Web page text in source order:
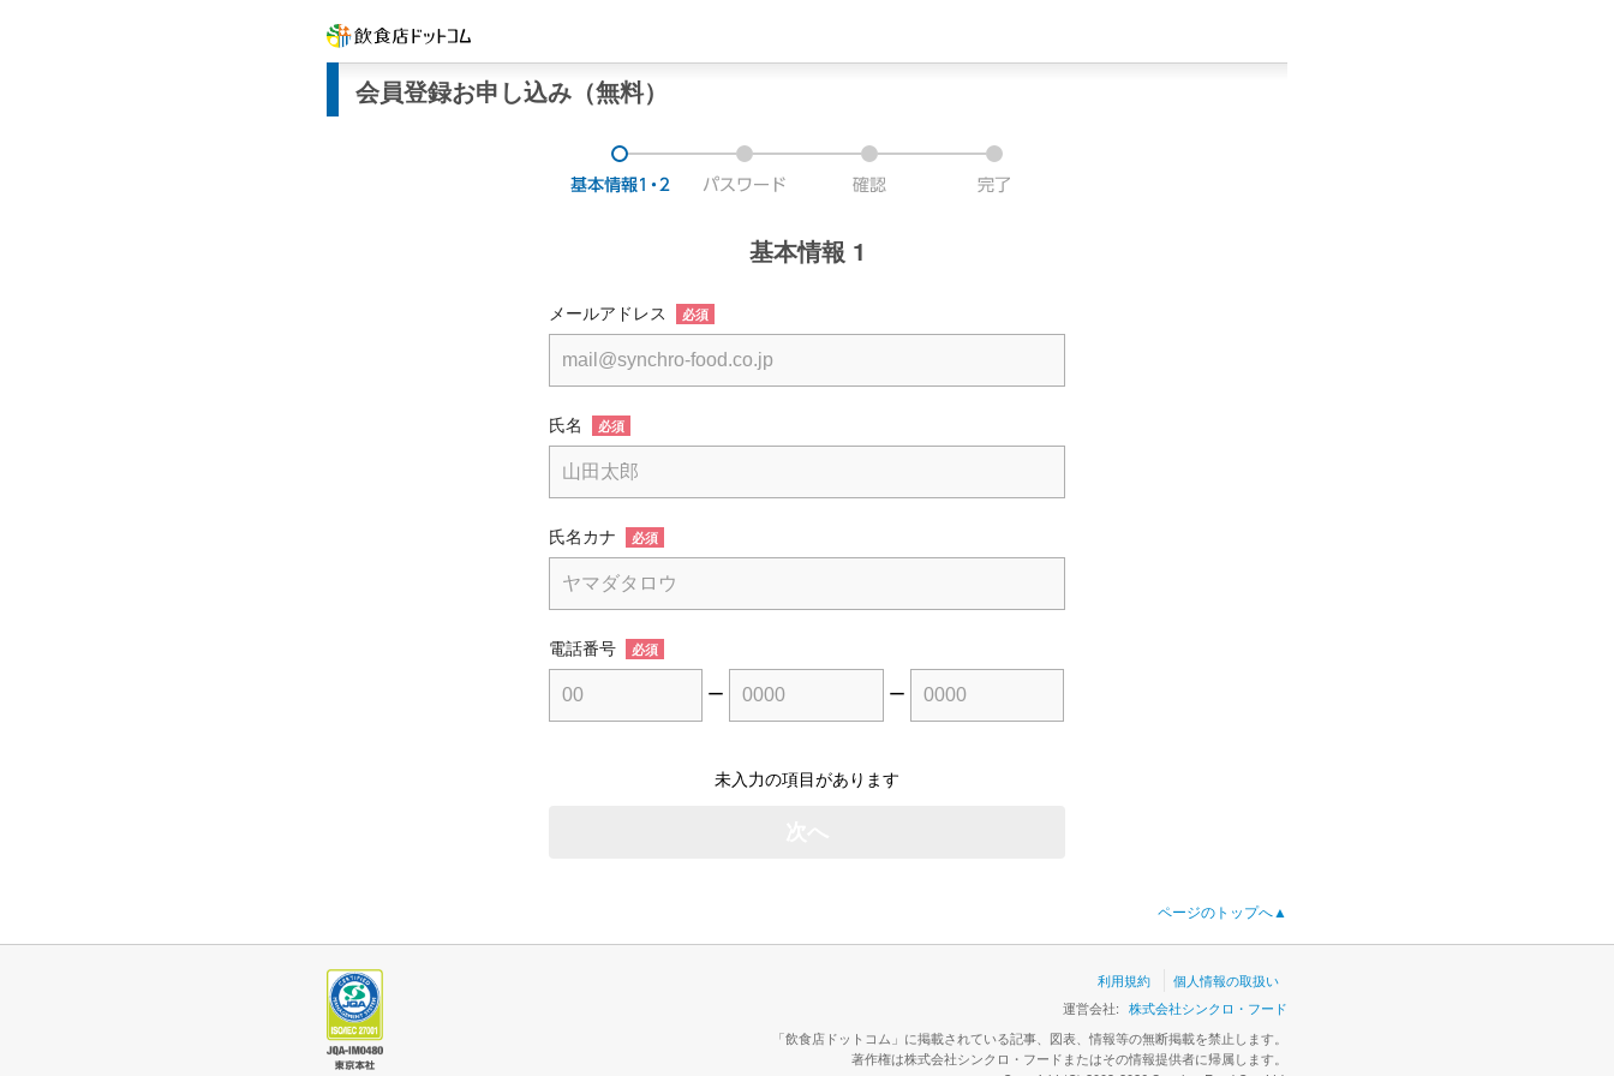
会員登録お申し込み（無料）
基本情報 1
メールアドレス 必須
氏名 必須
氏名カナ 必須
電話番号 必須
ー ー
未入力の項目があります
ページのトップへ▲
利用規約
個人情報の取扱い
運営会社: 株式会社シンクロ・フード
「飲食店ドットコム」に掲載されている記事、図表、情報等の無断掲載を禁止します。
著作権は株式会社シンクロ・フードまたはその情報提供者に帰属します。